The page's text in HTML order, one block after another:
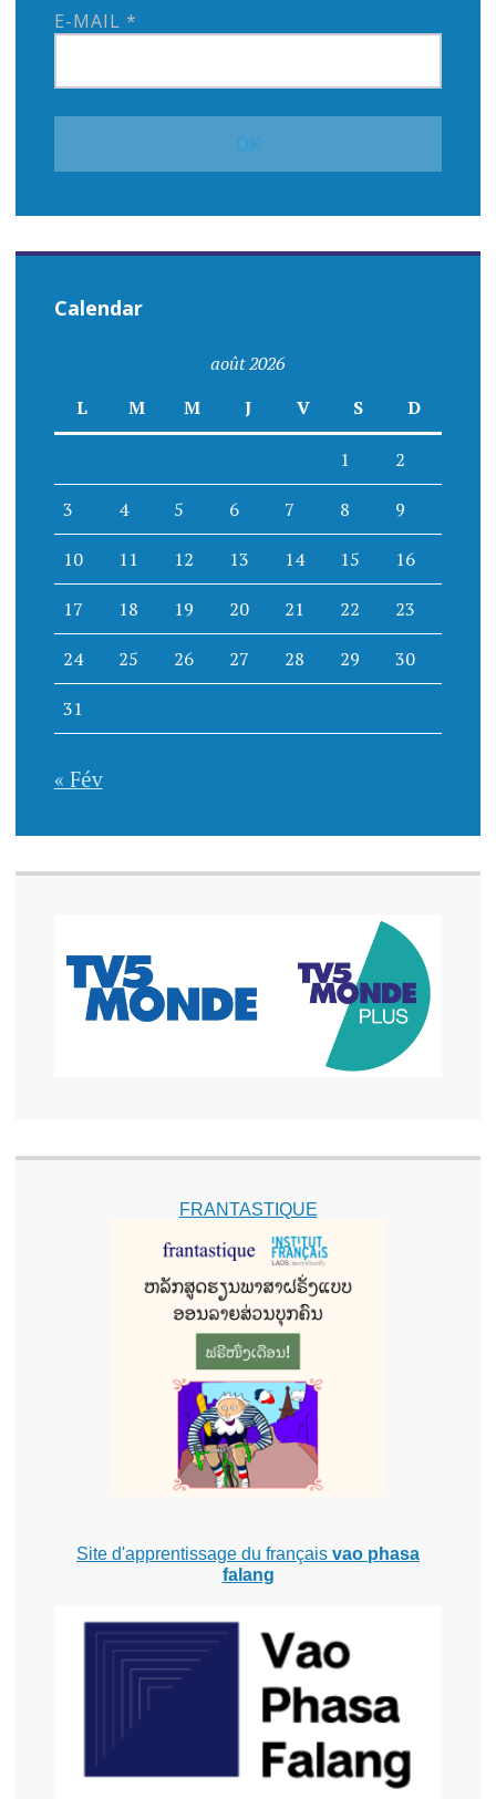
E-MAIL *
Calendar
août 2026
L
M M J V S D
1 2
3 4 5 6 7 8 9
10 11 12 13 14 15 16
17 18 19 20 21 22 23
24 25 26 27 28 29 30
31
« Fév
FRANTASTIQUE
Site d'apprentissage du français vao phasa
falang